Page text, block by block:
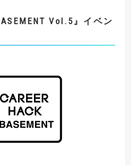
Vol.5』イベン